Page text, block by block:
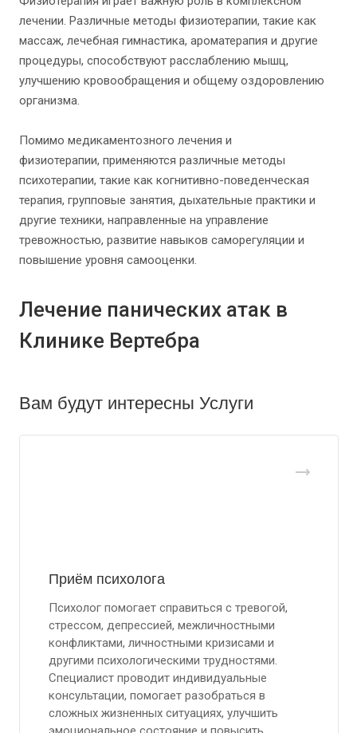
лечении. Различные методы физиотерапии, такие как
массаж, лечебная гимнастика, ароматерапия и другие
процедуры, способствуют расслаблению мышц,
улучшению кровообращения и общему оздоровлению
организма.
Помимо медикаментозного лечения и
физиотерапии, применяются различные методы
психотерапии, такие как когнитивно-поведенческая
терапия, групповые занятия, дыхательные практики и
другие техники, направленные на управление
тревожностью, развитие навыков саморегуляции и
повышение уровня самооценки.
Лечение панических атак в
Клинике Вертебра
Вам будут интересны Услуги
Приём психолога
Психолог помогает справиться с тревогой,
стрессом, депрессией, межличностными
конфликтами, личностными кризисами и
другими психологическими трудностями.
Специалист проводит индивидуальные
консультации, помогает разобраться в
сложных жизненных ситуациях, улучшить